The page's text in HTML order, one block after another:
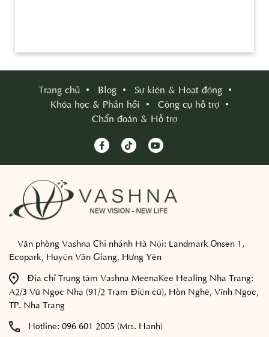
Trang chủ Blog
Sự kiện & Hoạt động
Khóa học & Phản hồi
Công cụ hỗ trợ
Chẩn đoán & Hỗ trợ
Văn phòng Vashna Chi nhánh Hà Nội: Landmark Onsen 1,
Ecopark, Huyện Văn Giang, Hưng Yên
Địa chỉ Trung tâm Vashna MeenaKee Healing Nha Trang:
A2/3 Vũ Ngọc Nhạ (91/2 Trạm Điện cũ), Hòn Nghê, Vĩnh Ngọc,
TP. Nha Trang
Hotline: 096 601 2005 (Mrs. Hạnh)